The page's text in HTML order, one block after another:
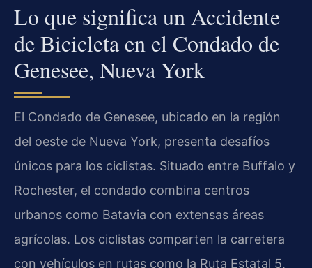
Lo que significa un Accidente
de Bicicleta en el Condado de
Genesee, Nueva York
El Condado de Genesee, ubicado en la región
del oeste de Nueva York, presenta desafíos
únicos para los ciclistas. Situado entre Buffalo y
Rochester, el condado combina centros
urbanos como Batavia con extensas áreas
agrícolas. Los ciclistas comparten la carretera
con vehículos en rutas como la Ruta Estatal 5,